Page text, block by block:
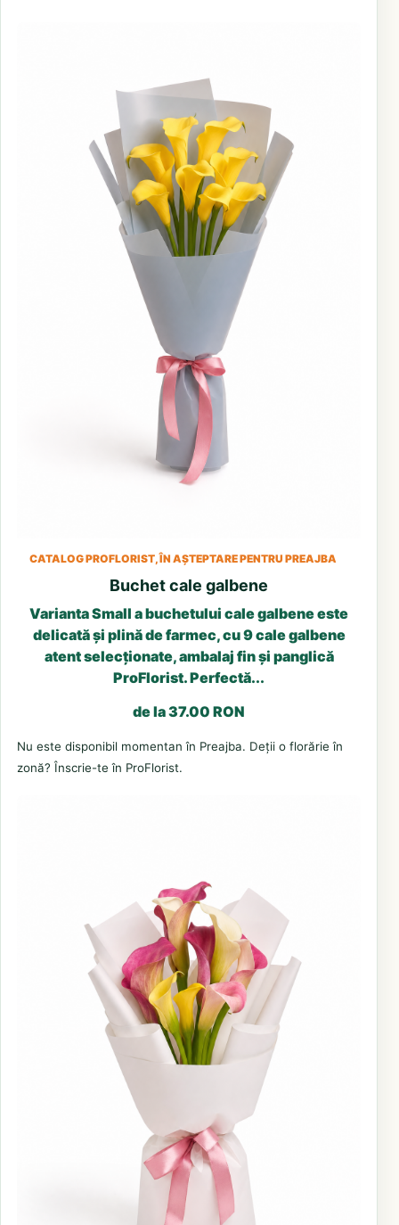
CATALOG PROFLORIST, ÎN AȘTEPTARE PENTRU PREAJBA
Buchet cale galbene
Varianta Small a buchetului cale galbene este
delicată și plină de farmec, cu 9 cale galbene
atent selecționate, ambalaj fin și panglică
ProFlorist. Perfectă...
de la 37.00 RON
Nu este disponibil momentan în Preajba. Deții o florărie în
zonă? Înscrie-te în ProFlorist.